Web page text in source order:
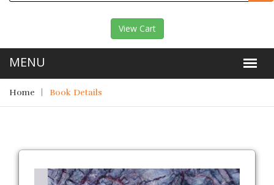
View Cart
Home Book Details